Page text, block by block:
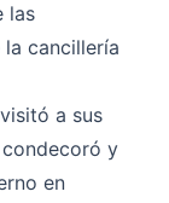
las
cancillería
a sus
condecoró y
en